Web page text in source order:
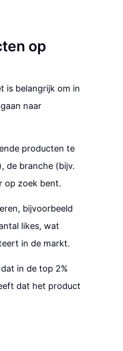
op
is belangrijk om in
naar
producten te
de branche (bijv.
op zoek bent.
bijvoorbeeld
likes, wat
in de markt.
in de top 2%
dat het product